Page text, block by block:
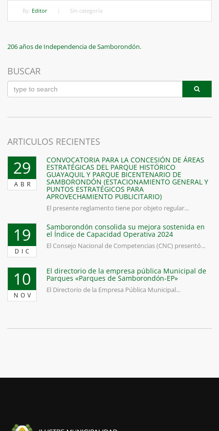
By: Editor Sin categoría
Navegación
de
entradas
Previous
206 años de Independencia de Samborondón.
BUSCAR
ARTICULOS RECIENTES
29
ABR
CONVOCATORIA PARA LA CONCESIÓN DE ÁREAS
ESTRATÉGICAS DEL PARQUE HISTÓRICO
GUAYAQUIL Y PARQUE BICENTENARIO DE
SAMBORONDÓN (ESTACIONAMIENTO GENERAL Y
PUNTOS ESTRATÉGICOS PARA
APROVECHAMIENTO PUBLICITARIO)
El presente reglamento tiene por objeto regular...
19
DIC
Samborondón consolida su mejora sostenida en
el Índice de Capacidad Operativa 2024
El Consejo Nacional de Competencias (CNC) presentó...
10
NOV
El directorio de la empresa pública Municipal de
Parques «Parques de Samborondón-EP»
El Directorio de la Empresa Pública Municipal...